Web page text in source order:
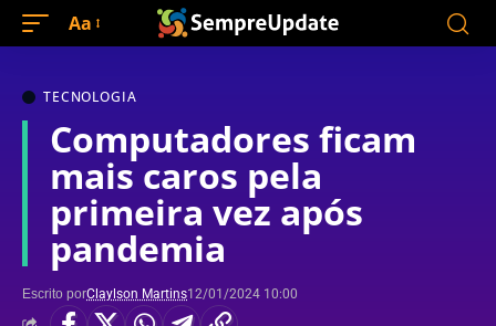
Aa
TECNOLOGIA
Computadores ficam
mais caros pela
primeira vez após
pandemia
Escrito porClaylson Martins12/01/2024 10:00